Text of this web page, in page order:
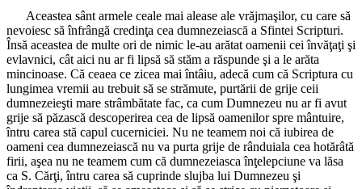
Aceastea sânt armele ceale mai alease ale vrăjmaşilor, cu care să
nevoiesc să înfrângă credinţa cea dumnezeiască a Sfintei Scripturi.
Însă aceastea de multe ori de nimic le-au arătat oamenii cei învăţaţi şi
evlavnici, cât aici nu ar fi lipsă să stăm a răspunde şi a le arăta
mincinoase. Că ceaea ce zicea mai întâiu, adecă cum că Scriptura cu
lungimea vremii au trebuit să se strămute, purtării de grije ceii
dumnezeieşti mare strâmbătate fac, ca cum Dumnezeu nu ar fi avut
grije să păzască descoperirea cea de lipsă oamenilor spre mântuire,
întru carea stă capul cucerniciei. Nu ne teamem noi că iubirea de
oameni cea dumnezeiască nu va purta grije de rânduiala cea hotărâtă
firii, aşea nu ne teamem cum că dumnezeiasca înţelepciune va lăsa
ca S. Cărţi, întru carea să cuprinde slujba lui Dumnezeu şi